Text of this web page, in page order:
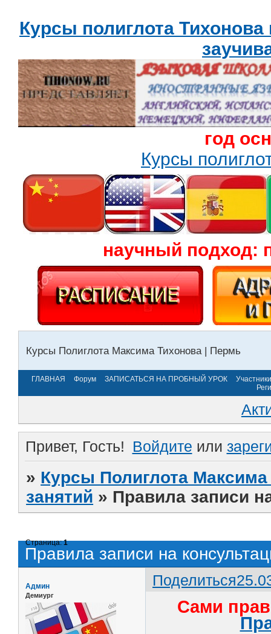
Курсы полиглота
год
Курсы
научный подход:
Курсы Полиглота Максима Тихонова | Пермь
ГЛАВНАЯ Форум ЗАПИСАТЬСЯ НА ПРОБНЫЙ УРОК
Участники
Привет, Гость! Войдите или
» Курсы Полиглота
занятий » Правила записи
Правила записи на
Страница:1
Поделиться
Админ
Демиург
Сами